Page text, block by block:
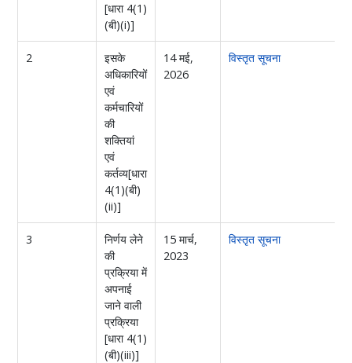
[धारा 4(1)
(बी)(i)]
2
इसके
अधिकारियों
एवं
कर्मचारियों
की
शक्तियां
एवं
कर्तव्य[धारा
4(1)(बी)
(ii)]
14 मई,
2026
विस्तृत सूचना
3
निर्णय लेने
की
प्रक्रिया में
अपनाई
जाने वाली
प्रक्रिया
[धारा 4(1)
(बी)(iii)]
15 मार्च,
2023
विस्तृत सूचना